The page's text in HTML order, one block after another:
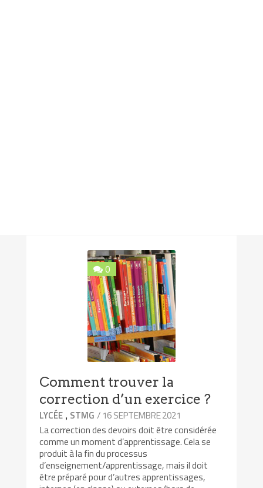
0
Comment trouver la
correction d’un exercice ?
LYCÉE , STMG / 16 SEPTEMBRE 2021
La correction des devoirs doit être considérée
comme un moment d’apprentissage. Cela se
produit à la fin du processus
d’enseignement/apprentissage, mais il doit
être préparé pour d’autres apprentissages,